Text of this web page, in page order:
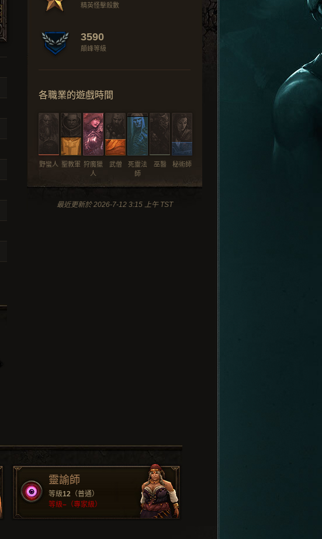
精英怪擊殺數
3590
顛峰等級
各職業的遊戲時間
巫醫
武僧
死靈法
師
狩魔獵
人
秘術師
聖教軍
野蠻人
最近更新於 2026-7-12 3:15 上午 TST
靈諭師
等級12 （普通）
等級– （專家級）